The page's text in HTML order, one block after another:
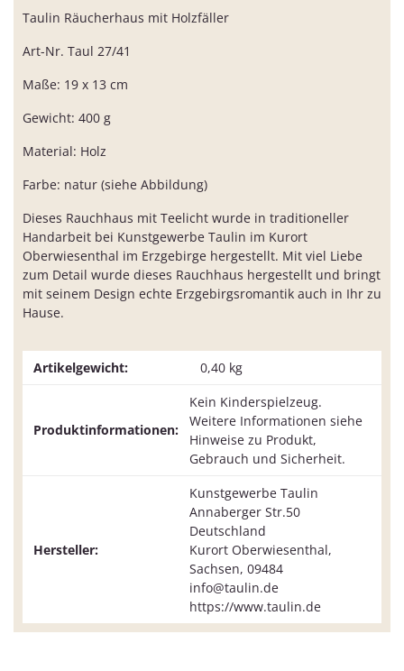
Taulin Räucherhaus mit Holzfäller
Art-Nr. Taul 27/41
Maße: 19 x 13 cm
Gewicht: 400 g
Material: Holz
Farbe: natur (siehe Abbildung)
Dieses Rauchhaus mit Teelicht wurde in traditioneller
Handarbeit bei Kunstgewerbe Taulin im Kurort
Oberwiesenthal im Erzgebirge hergestellt. Mit viel Liebe
zum Detail wurde dieses Rauchhaus hergestellt und bringt
mit seinem Design echte Erzgebirgsromantik auch in Ihr zu
Hause.
Artikelgewicht: 0,40 kg
Produktinformationen:
Kein Kinderspielzeug.
Weitere Informationen siehe
Hinweise zu Produkt,
Gebrauch und Sicherheit.
Hersteller:
Kunstgewerbe Taulin
Annaberger Str.50
Deutschland
Kurort Oberwiesenthal,
Sachsen, 09484
info@taulin.de
https://www.taulin.de